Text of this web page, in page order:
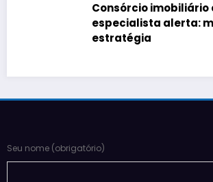
Consórcio imobiliário cresce no
especialista alerta: modalidade
Seu nome (obrigatório)